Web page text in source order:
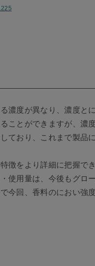
濃度が異なり、濃度
ことができますが、濃
ており、これまで製
徴をより詳細に把握
使用量は、今後もグ
今回、香料のにおい強